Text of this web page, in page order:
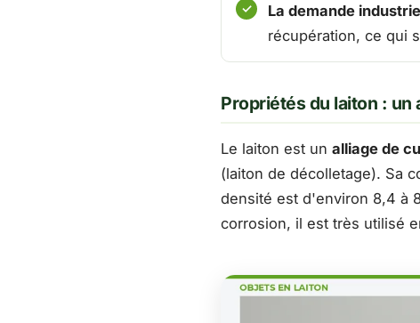
La demande
récupération, ce qui
Propriétés du laiton :
Le laiton est un alliage de
(laiton de décolletage). Sa
densité est d'environ 8,4 à
corrosion, il est très utilisé